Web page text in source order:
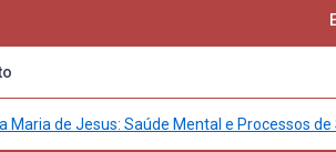
Maria de Jesus: Saúde Mental e Processos